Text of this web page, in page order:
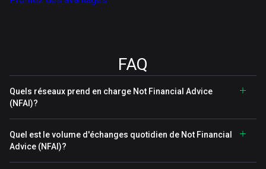
FAQ
Quels réseaux prend en charge Not Financial Advice
(NFAI)?
Quel est le volume d'échanges quotidien de Not Financial
Advice (NFAI)?